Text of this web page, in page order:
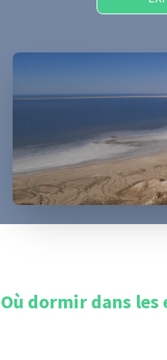
Où dormir dans les